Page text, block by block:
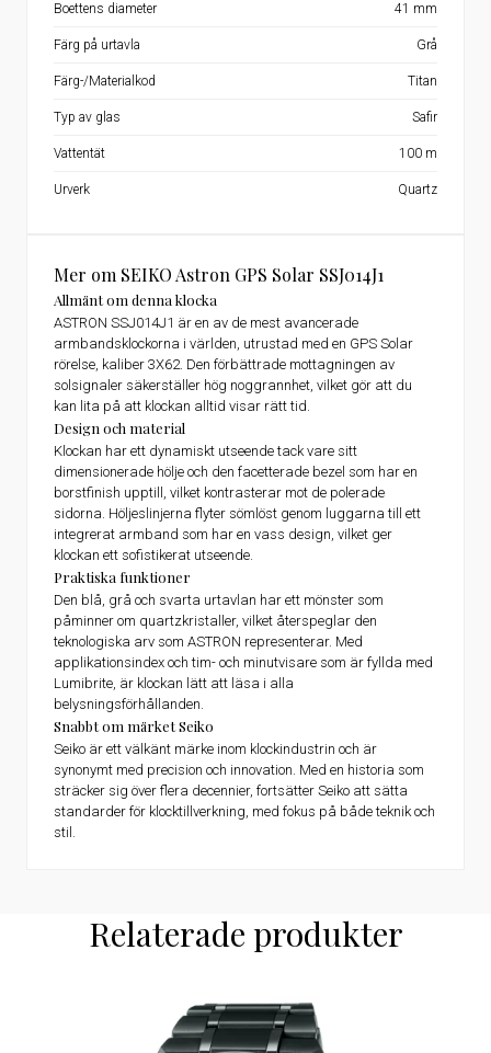
Mer om SEIKO Astron GPS Solar SSJ014J1
Allmänt om denna klocka
ASTRON SSJ014J1 är en av de mest avancerade
armbandsklockorna i världen, utrustad med en GPS Solar
rörelse, kaliber 3X62. Den förbättrade mottagningen av
solsignaler säkerställer hög noggrannhet, vilket gör att du
kan lita på att klockan alltid visar rätt tid.
Design och material
Klockan har ett dynamiskt utseende tack vare sitt
dimensionerade hölje och den facetterade bezel som har en
borstfinish upptill, vilket kontrasterar mot de polerade
sidorna. Höljeslinjerna flyter sömlöst genom luggarna till ett
integrerat armband som har en vass design, vilket ger
klockan ett sofistikerat utseende.
Praktiska funktioner
Den blå, grå och svarta urtavlan har ett mönster som
påminner om quartzkristaller, vilket återspeglar den
teknologiska arv som ASTRON representerar. Med
applikationsindex och tim- och minutvisare som är fyllda med
Lumibrite, är klockan lätt att läsa i alla
belysningsförhållanden.
Snabbt om märket Seiko
Seiko är ett välkänt märke inom klockindustrin och är
synonymt med precision och innovation. Med en historia som
sträcker sig över flera decennier, fortsätter Seiko att sätta
standarder för klocktillverkning, med fokus på både teknik och
stil.
Boettens diameter 41 mm
Färg på urtavla Grå
Färg-/Materialkod Titan
Typ av glas Safir
Vattentät 100 m
Urverk Quartz
Relaterade produkter